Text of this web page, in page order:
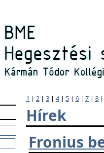
1 | 2 | 3 | 4| 5 | 6 | 7 | 8
Hírek
Fronius